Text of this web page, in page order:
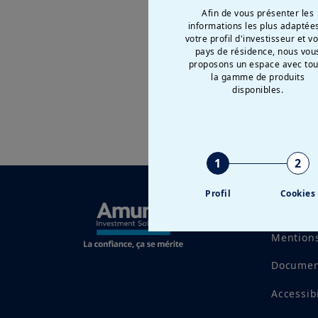
Afin de vous présenter les
informations les plus
votre profil d'investisseur et
pays de résidence, nous
proposons un espace avec
la gamme de produits
disponibles.
1
Profil
2
Cookies